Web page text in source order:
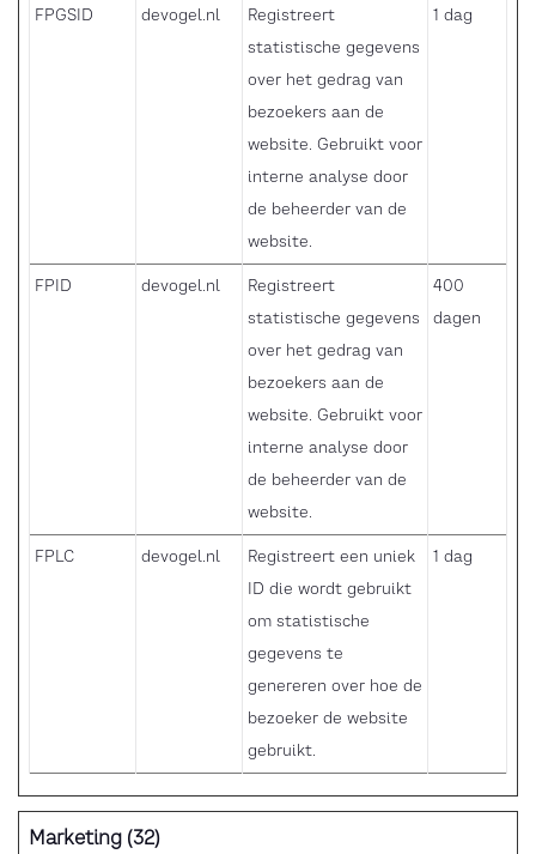
FPGSID devogel.nl
Registreert
statistische gegevens
over het gedrag van
bezoekers aan de
website. Gebruikt voor
interne analyse door
de beheerder van de
website.
1 dag
FPID devogel.nl
Registreert
statistische gegevens
over het gedrag van
bezoekers aan de
website. Gebruikt voor
interne analyse door
de beheerder van de
website.
400
dagen
FPLC devogel.nl
Registreert een uniek
ID die wordt gebruikt
om statistische
gegevens te
genereren over hoe de
bezoeker de website
gebruikt.
1 dag
Marketing (32)